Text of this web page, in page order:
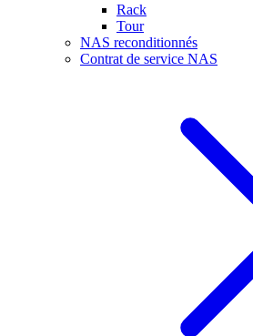
Rack
Tour
NAS reconditionnés
Contrat de service NAS